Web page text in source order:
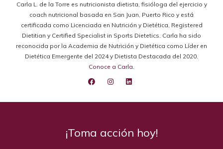
Carla L. de la Torre es nutricionista dietista, fisióloga del ejercicio y
coach nutricional basada en San Juan, Puerto Rico y está
certificada como Licenciada en Nutrición y Dietética, Registered
Dietitian y Certified Specialist in Sports Dietetics. Carla ha sido
reconocida por la Academia de Nutrición y Dietética como Líder en
Dietética Emergente del 2024 y Dietista Destacada del 2020.
Conoce a Carla.
¡Toma acción hoy!